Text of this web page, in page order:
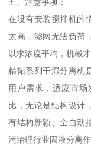
在没有安装搅拌机的
太高，滤网无法负荷
以求浓度平均，机械才
精拓系列干湿分离机
用户需求，适应市
比，无论是结构设计
有结构新颖、全自动
污治理行业固液分离